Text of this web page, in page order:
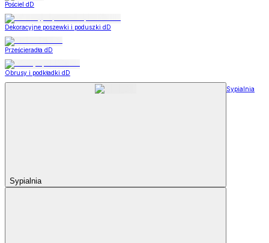
Pościel dD
Dekoracyjne poszewki i poduszki dD
Prześcieradła dD
Obrusy i podkładki dD
Sypialnia
Sypialnia